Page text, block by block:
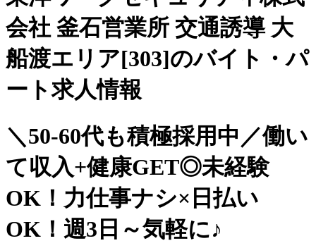
会社 釜石営業所 交通誘導 大
船渡エリア[303]のバイト・パ
ート求人情報
＼50-60代も積極採用中／働い
て収入+健康GET◎未経験
OK！力仕事ナシ×日払い
OK！週3日～気軽に♪